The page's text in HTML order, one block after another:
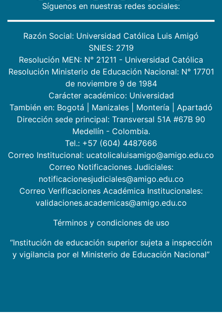
Síguenos en nuestras redes sociales:
Razón Social: Universidad Católica Luis Amigó
SNIES: 2719
Resolución MEN: N° 21211 - Universidad Católica
Resolución Ministerio de Educación Nacional: N° 17701
de noviembre 9 de 1984
Carácter académico: Universidad
También en: Bogotá Manizales Montería
Apartadó
Dirección sede principal: Transversal 51A #67B 90
Medellín - Colombia.
Tel.: +57 (604) 4487666
Correo Institucional: ucatolicaluisamigo@amigo.edu.co
Correo Notificaciones Judiciales:
notificacionesjudiciales@amigo.edu.co
Correo Verificaciones Académica Institucionales:
validaciones.academicas@amigo.edu.co
Términos y condiciones de uso
“Institución de educación superior sujeta a inspección
y vigilancia por el Ministerio de Educación Nacional”